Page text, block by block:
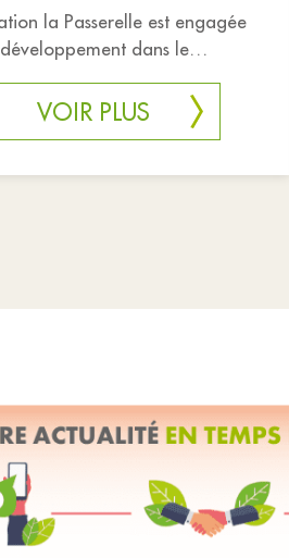
la Passerelle est engagée
dans le
durable et une
écorespo
VOIR PLUS